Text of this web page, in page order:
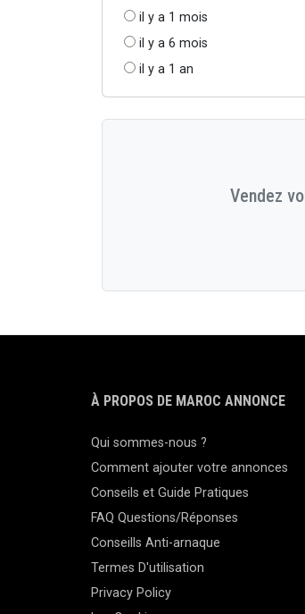
il y a 1 mois
il y a 6 mois
il y a 1 an
Vendez
À PROPOS DE MAROC ANNONCE
Qui sommes-nous ?
Comment ajouter votre annonces
Conseils et Guide Pratiques
FAQ Questions/Réponses
Conseills Anti-arnaque
Termes D'utilisation
Privacy Policy